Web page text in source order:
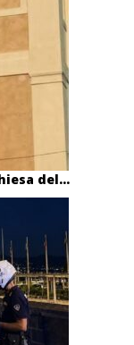
del...